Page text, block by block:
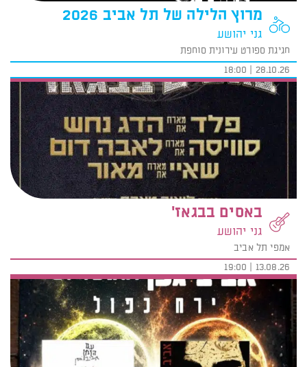
מרוץ הלילה של תל אביב 2026
גני יהושע
חגיגת ספורט עירונית סוחפת
28.10.26 | 18:00
באסים בבגאז'
גני יהושע
אמפי תל אביב
13.08.26 | 19:00